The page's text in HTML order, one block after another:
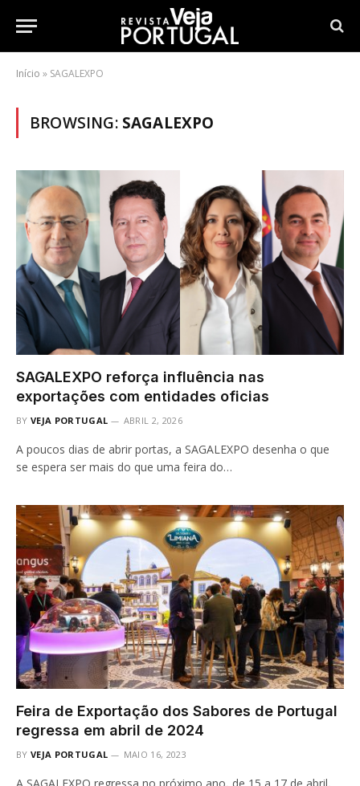
Início » SAGALEXPO
BROWSING: SAGALEXPO
SAGALEXPO reforça influência nas
exportações com entidades oficias
BY VEJA PORTUGAL ABRIL 2, 2026
A poucos dias de abrir portas, a SAGALEXPO desenha o que
se espera ser mais do que uma feira do…
Feira de Exportação dos Sabores de Portugal
regressa em abril de 2024
BY VEJA PORTUGAL MAIO 16, 2023